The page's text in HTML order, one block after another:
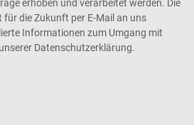
erhoben und verarbeitet werden. Die
für die Zukunft per E-Mail an uns
Informationen zum Umgang mit
Datenschutzerklärung.